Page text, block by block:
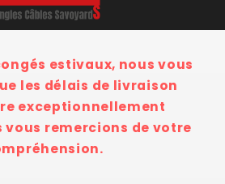
estivaux, nous vous
les délais de livraison
exceptionnellement
vous remercions de votre